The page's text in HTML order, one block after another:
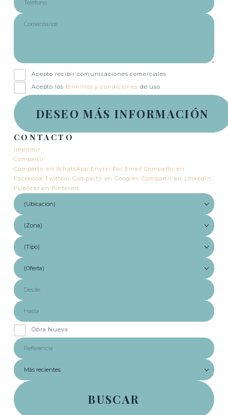
Acepto recibir comunicaciones comerciales
Acepto los términos y condiciones de uso
CONTACTO
Imprimir
Compartir
Compartir en WhatsApp Enviar Por EmailCompartir en
Facebook Twittear Compartir en Google+Compartir en LinkedIn
Publicar en Pinterest
Obra Nueva